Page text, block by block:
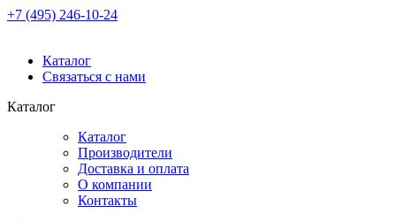
+7 (495) 246-10-24
Каталог
Связаться с нами
Каталог
Каталог
Производители
Доставка и оплата
О компании
Контакты